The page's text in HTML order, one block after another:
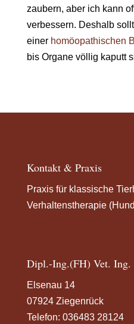
zaubern, aber ich kann
verbessern. Deshalb
einer homöopathischen
bis Organe völlig kaputt
Kontakt & Praxis
Praxis für klassische
Verhaltenstherapie
Dipl.-Ing.(FH) Vet. Ing.
Elsenau 14
07924 Ziegenrück
Telefon: 036483 28124